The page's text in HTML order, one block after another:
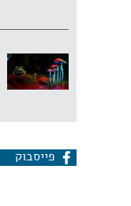
פייסבוק